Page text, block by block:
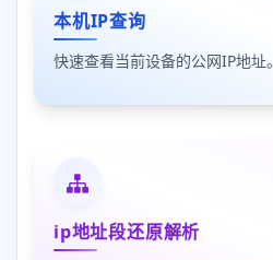
本机IP查询
快速查看当前设备的公网IP地址。
ip地址段还原解析